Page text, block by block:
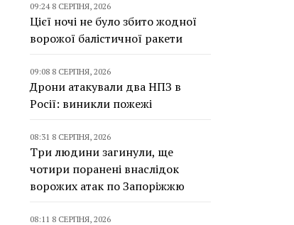
09:24 8 СЕРПНЯ, 2026
Цієї ночі не було збито жодної
ворожої балістичної ракети
09:08 8 СЕРПНЯ, 2026
Дрони атакували два НПЗ в
Росії: виникли пожежі
08:31 8 СЕРПНЯ, 2026
Три людини загинули, ще
чотири поранені внаслідок
ворожих атак по Запоріжжю
08:11 8 СЕРПНЯ, 2026